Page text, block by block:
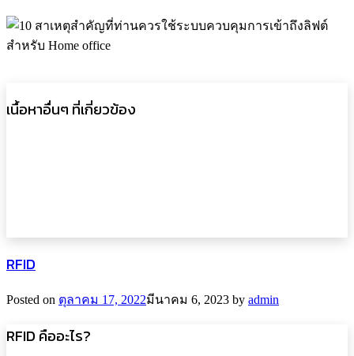
เนื้อหาอื่นๆ ที่เกี่ยวข้อง
RFID
Posted on ตุลาคม 17, 2022มีนาคม 6, 2023 by admin
RFID คืออะไร?